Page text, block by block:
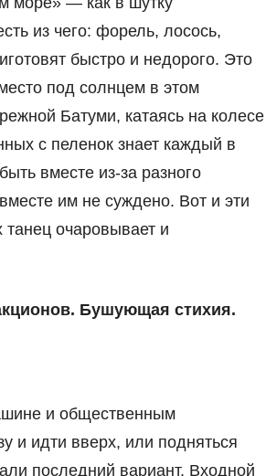
из чего: форель, лосось,
быстро и недорого. Это
под солнцем в этом
Батуми, катаясь на колесе
с пеленок знает каждый в
вместе из-за разного
им не суждено. Вот и эти
танец очаровывает и
Бушующая стихия.
и общественным
и идти вверх, или подняться
последний вариант. Входной